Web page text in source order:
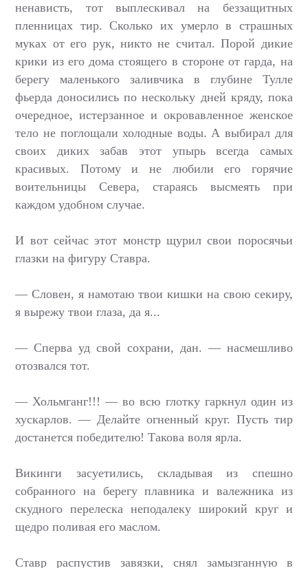
ненависть, тот выплескивал на беззащитных
пленницах тир. Сколько их умерло в страшных
муках от его рук, никто не считал. Порой дикие
крики из его дома стоящего в стороне от гарда, на
берегу маленького заливчика в глубине Тулле
фьерда доносились по нескольку дней кряду, пока
очередное, истерзанное и окровавленное женское
тело не поглощали холодные воды. А выбирал для
своих диких забав этот упырь всегда самых
красивых. Потому и не любили его горячие
воительницы Севера, стараясь высмеять при
каждом удобном случае.
И вот сейчас этот монстр щурил свои поросячьи
глазки на фигуру Ставра.
— Словен, я намотаю твои кишки на свою секиру,
я вырежу твои глаза, да я...
— Сперва уд свой сохрани, дан. — насмешливо
отозвался тот.
— Хольмганг!!! — во всю глотку гаркнул один из
хускарлов. — Делайте огненный круг. Пусть тир
достанется победителю! Такова воля ярла.
Викинги засуетились, складывая из спешно
собранного на берегу плавника и валежника из
скудного перелеска неподалеку широкий круг и
щедро поливая его маслом.
Ставр распустив завязки, снял замызганную в